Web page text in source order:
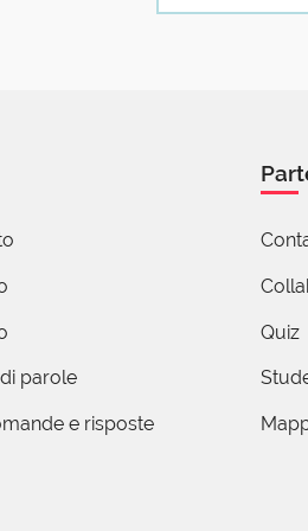
viàio),
oppure
parole
e risposte
Quiz